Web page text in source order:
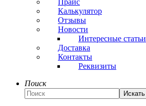
Калькулятор
Отзывы
Новости
Интересные статьи
Доставка
Контакты
Реквизиты
Поиск
Искать